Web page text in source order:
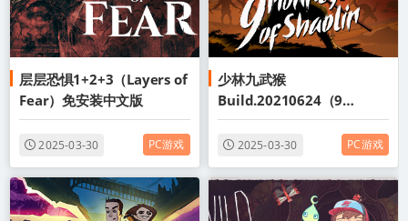
层层恐惧1+2+3（Layers of
Fear）免安装中文版
2025-03-30 PC游戏
少林九武猴
Build.20210624（9
Monkeys of Shaolin）免安
装中文版
2025-03-30 PC游戏